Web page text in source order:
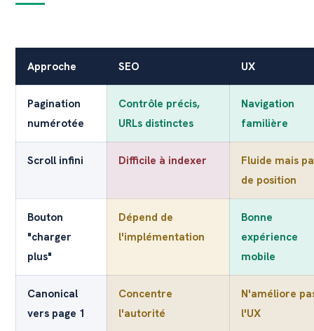
Approche SEO UX
Pagination
numérotée
Contrôle précis,
URLs distinctes
Navigation
familière
Scroll infini Difficile à indexer
Fluide mais
de position
Bouton
"charger
plus"
Dépend de
l'implémentation
Bonne
expérience
mobile
Canonical
vers page 1
Concentre
l'autorité
N'améliore
l'UX